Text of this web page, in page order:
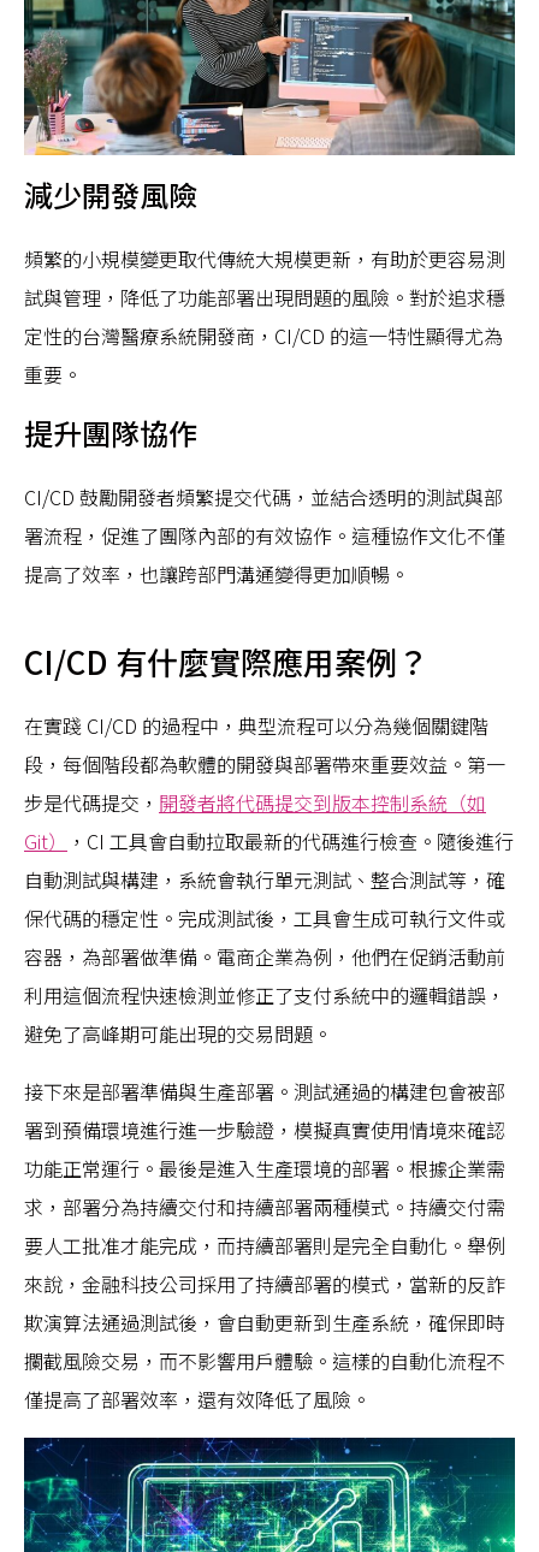
減少開發風險
頻繁的小規模變更取代傳統大規模更新，有助於更容易測
試與管理，降低了功能部署出現問題的風險。對於追求穩
定性的台灣醫療系統開發商，CI/CD 的這一特性顯得尤為
重要。
提升團隊協作
CI/CD 鼓勵開發者頻繁提交代碼，並結合透明的測試與部
署流程，促進了團隊內部的有效協作。這種協作文化不僅
提高了效率，也讓跨部門溝通變得更加順暢。
CI/CD 有什麼實際應用案例？
在實踐 CI/CD 的過程中，典型流程可以分為幾個關鍵階
段，每個階段都為軟體的開發與部署帶來重要效益。第一
步是代碼提交， 開發者將代碼提交到版本控制系統（如
Git）
，CI 工具會自動拉取最新的代碼進行檢查。隨後進行
自動測試與構建，系統會執行單元測試、整合測試等，確
保代碼的穩定性。完成測試後，工具會生成可執行文件或
容器，為部署做準備。電商企業為例，他們在促銷活動前
利用這個流程快速檢測並修正了支付系統中的邏輯錯誤，
避免了高峰期可能出現的交易問題。
接下來是部署準備與生產部署。測試通過的構建包會被部
署到預備環境進行進一步驗證，模擬真實使用情境來確認
功能正常運行。最後是進入生產環境的部署。根據企業需
求，部署分為持續交付和持續部署兩種模式。持續交付需
要人工批准才能完成，而持續部署則是完全自動化。舉例
來說，金融科技公司採用了持續部署的模式，當新的反詐
欺演算法通過測試後，會自動更新到生產系統，確保即時
攔截風險交易，而不影響用戶體驗。這樣的自動化流程不
僅提高了部署效率，還有效降低了風險。